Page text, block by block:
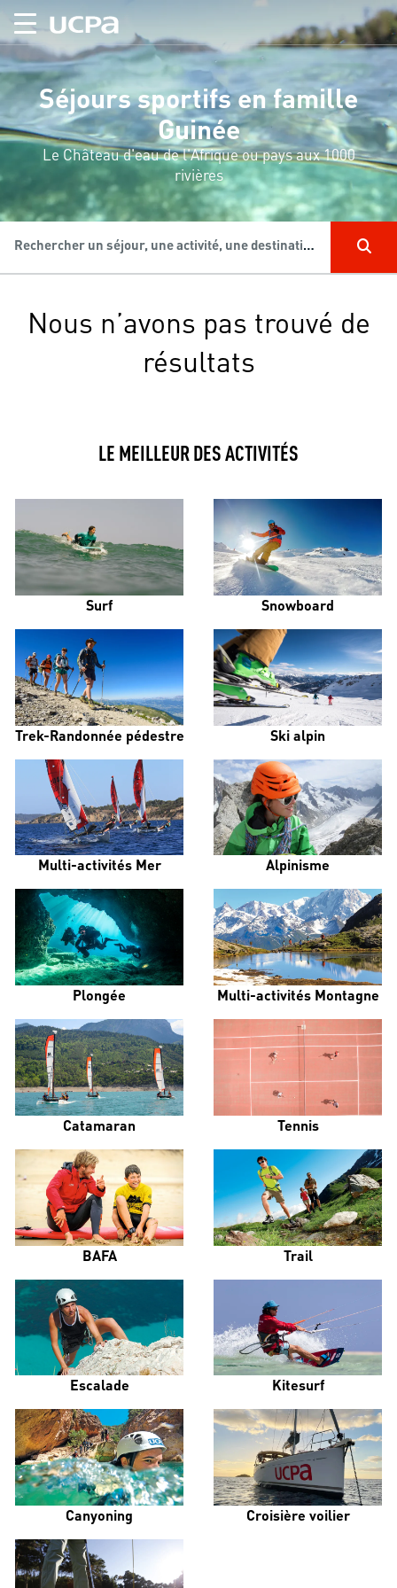
Séjours sportifs en famille
Guinée
Le Château d'eau de l'Afrique ou pays aux 1000
rivières
Rechercher un séjour, une activité, une destination...
Nous n’avons pas trouvé de
résultats
LE MEILLEUR DES ACTIVITÉS
Surf Snowboard
Trek-Randonnée pédestre Ski alpin
Multi-activités Mer Alpinisme
Plongée Multi-activités Montagne
Catamaran Tennis
BAFA Trail
Escalade Kitesurf
Canyoning Croisière voilier